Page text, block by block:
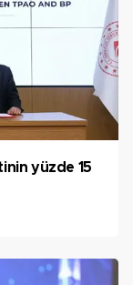
yüzde 15